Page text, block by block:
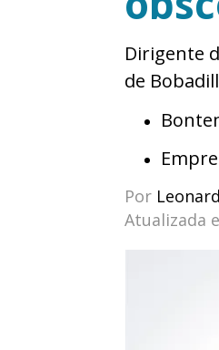
Dirigente
de
Por
Atualizada